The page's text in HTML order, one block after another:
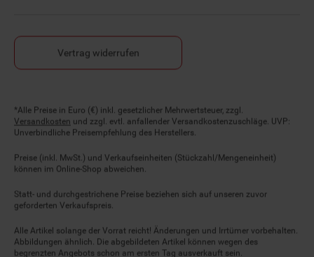
Vertrag widerrufen
Fußnoten
*Alle Preise in Euro (€) inkl. gesetzlicher Mehrwertsteuer, zzgl.
Versandkosten und zzgl. evtl. anfallender Versandkostenzuschläge. UVP:
Unverbindliche Preisempfehlung des Herstellers.
Preise (inkl. MwSt.) und Verkaufseinheiten (Stückzahl/Mengeneinheit)
können im Online-Shop abweichen.
Statt- und durchgestrichene Preise beziehen sich auf unseren zuvor
geforderten Verkaufspreis.
Alle Artikel solange der Vorrat reicht! Änderungen und Irrtümer vorbehalten.
Abbildungen ähnlich. Die abgebildeten Artikel können wegen des
begrenzten Angebots schon am ersten Tag ausverkauft sein.